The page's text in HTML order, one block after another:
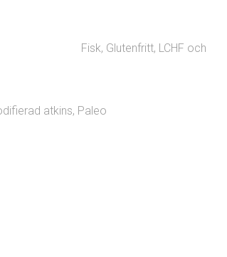
Fisk, Glutenfritt, LCHF och
atkins, Paleo